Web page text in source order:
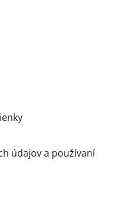
údajov a používaní